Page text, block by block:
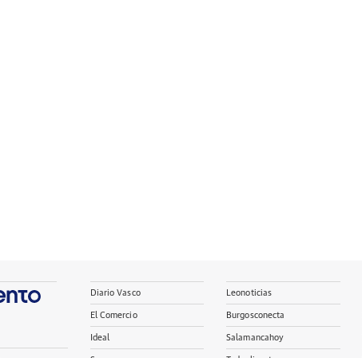
Diario Vasco
El Comercio
Ideal
Leonoticias
Burgosconecta
Salamancahoy